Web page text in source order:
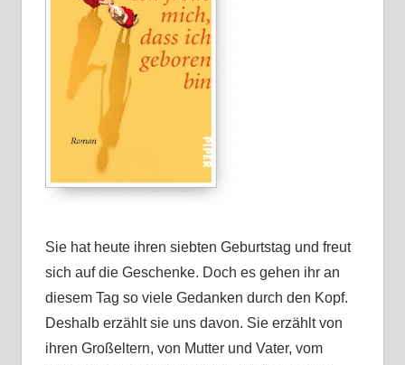
Sie hat heute ihren siebten Geburtstag und freut
sich auf die Geschenke. Doch es gehen ihr an
diesem Tag so viele Gedanken durch den Kopf.
Deshalb erzählt sie uns davon. Sie erzählt von
ihren Großeltern, von Mutter und Vater, vom